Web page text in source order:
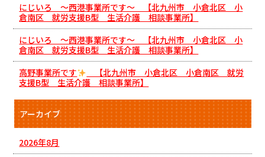
にじいろ ～西港事業所です～ 【北九州市 小倉北区 小
倉南区 就労支援B型 生活介護 相談事業所】
にじいろ ～西港事業所です～ 【北九州市 小倉北区 小
倉南区 就労支援B型 生活介護 相談事業所】
高野事業所です
【北九州市 小倉北区 小倉南区 就労
支援B型 生活介護 相談事業所】
アーカイブ
2026年8月